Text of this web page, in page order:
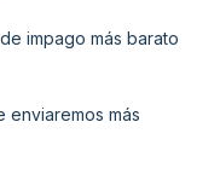
impago más barato
enviaremos más